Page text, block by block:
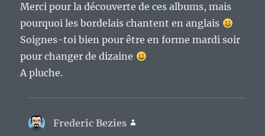
Merci pour la découverte de ces albums, mais
pourquoi les bordelais chantent en anglais
Soignes-toi bien pour être en forme mardi soir
pour changer de dizaine
A pluche.
Frederic Bezies